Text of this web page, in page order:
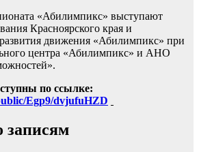
«Абилимпикс» выступают
Красноярского края и
движения «Абилимпикс» при
центра «Абилимпикс» и АНО
по ссылке:
Egp9/dvjufuHZD
записям